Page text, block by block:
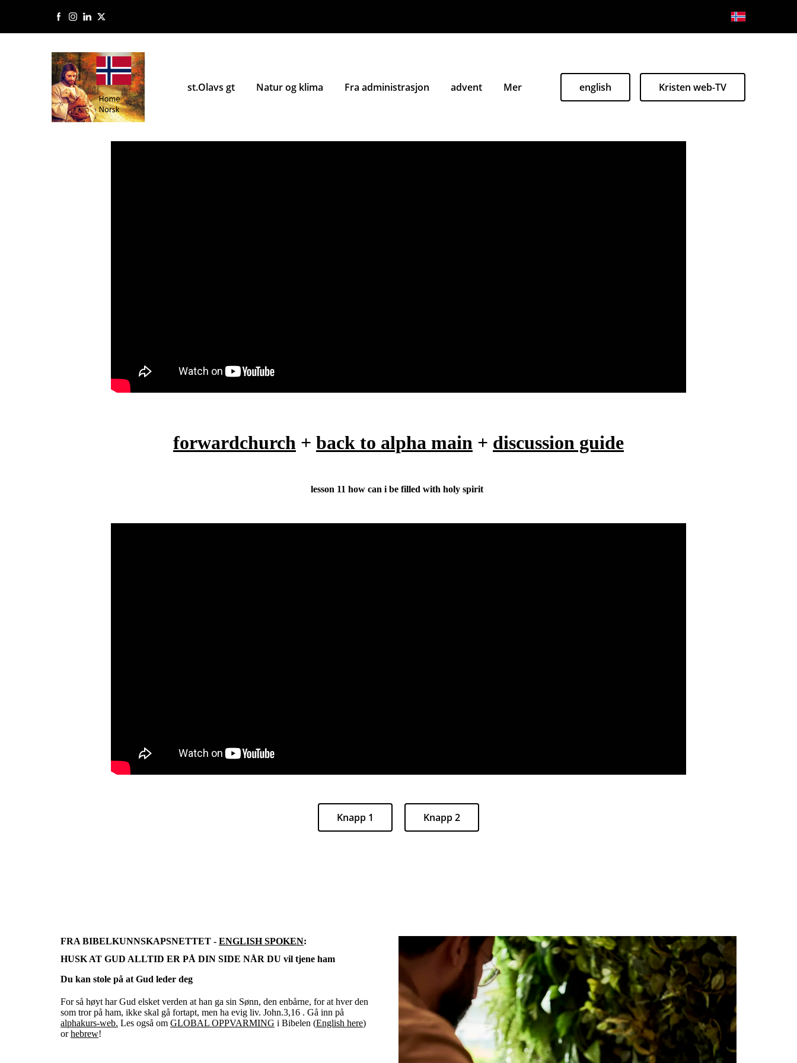
st.Olavs gt Natur og klima Fra administrasjon advent Mer english Kristen web-TV
forwardchurch + back to alpha main + discussion guide
lesson 11 how can i be filled with holy spirit
Knapp 1 Knapp 2
FRA BIBELKUNNSKAPSNETTET - ENGLISH SPOKEN:
HUSK AT GUD ALLTID ER PÅ DIN SIDE NÅR DU vil tjene ham
Du kan stole på at Gud leder deg
For så høyt har Gud elsket verden at han ga sin Sønn, den enbårne, for at hver den
som tror på ham, ikke skal gå fortapt, men ha evig liv. John.3,16 . Gå inn på
alphakurs-web. Les også om GLOBAL OPPVARMING i Bibelen (English here)
orhebrew!